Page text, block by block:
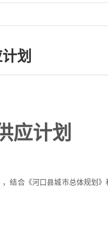
划
应计划
结合《河口县城市总体规划》